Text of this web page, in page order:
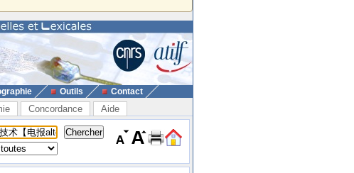
Outils Contact
Concordance Aide